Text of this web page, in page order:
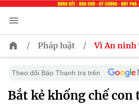
/ Pháp luật / Vì An ninh
Theo dõi Báo Thanh tra trên
Bắt kẻ khống chế con